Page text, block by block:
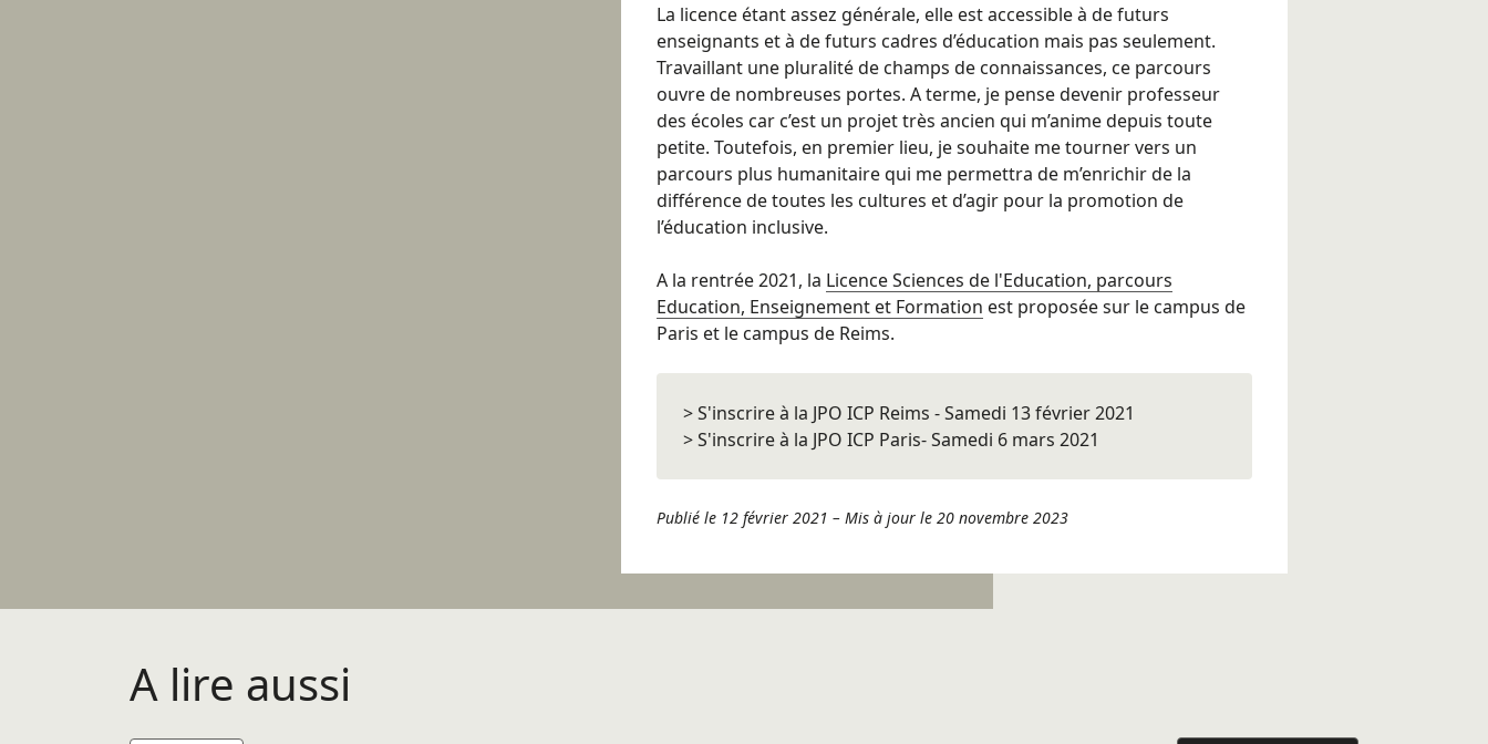
La licence étant assez générale, elle est accessible à de futurs
enseignants et à de futurs cadres d’éducation mais pas seulement.
Travaillant une pluralité de champs de connaissances, ce parcours
ouvre de nombreuses portes. A terme, je pense devenir professeur
des écoles car c’est un projet très ancien qui m’anime depuis toute
petite. Toutefois, en premier lieu, je souhaite me tourner vers un
parcours plus humanitaire qui me permettra de m’enrichir de la
différence de toutes les cultures et d’agir pour la promotion de
l’éducation inclusive.
A la rentrée 2021, la Licence Sciences de l'Education, parcours
Education, Enseignement et Formation est proposée sur le campus de
Paris et le campus de Reims.
> S'inscrire à la JPO ICP Reims - Samedi 13 février 2021
> S'inscrire à la JPO ICP Paris- Samedi 6 mars 2021
Publié le 12 février 2021 – Mis à jour le 20 novembre 2023
A lire aussi